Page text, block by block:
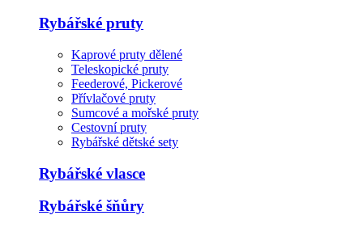
Rybářské pruty
Kaprové pruty dělené
Teleskopické pruty
Feederové, Pickerové
Přívlačové pruty
Sumcové a mořské pruty
Cestovní pruty
Rybářské dětské sety
Rybářské vlasce
Rybářské šňůry